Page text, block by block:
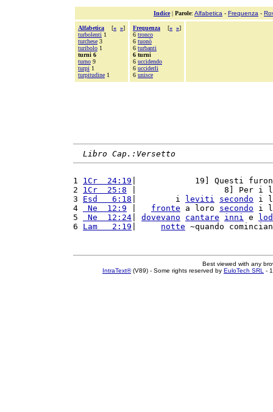
Indice| Parole: Alfabetica - Frequenza -
Alfabetica [« »]
turbolenti 1
turchese 3
turibolo 1
turni 6
turno 9
turpi 1
turpitudine 1
Frequenza [« »]
6 tronco
6 tuonò
6 turbanti
6 turni
6 uccidendo
6 ucciderli
6 unisce
Libro Cap.:Versetto
1 1Cr  24:19 |            19] Questi
2 1Cr  25:8 |                  8] Per i
3 Esd   6:18 |        i leviti secondo i
4
Ne  12:9 fronte a loro secondo i
5
Ne  12:24 dovevano cantare inni e
6 Lam   2:19 notte ~quando
Best viewed with any
IntraText®(V89) - Some rights reserved by EuloTech SRL -